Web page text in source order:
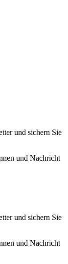
und sichern Sie
und Nachricht
und sichern Sie
und Nachricht